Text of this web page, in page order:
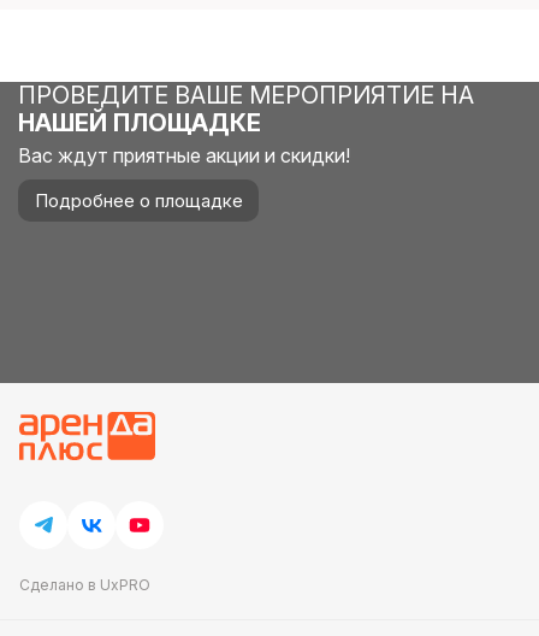
ПРОВЕДИТЕ ВАШЕ МЕРОПРИЯТИЕ НА
НАШЕЙ ПЛОЩАДКЕ
Вас ждут приятные акции и скидки!
Подробнее о площадке
Сделано в UxPRO